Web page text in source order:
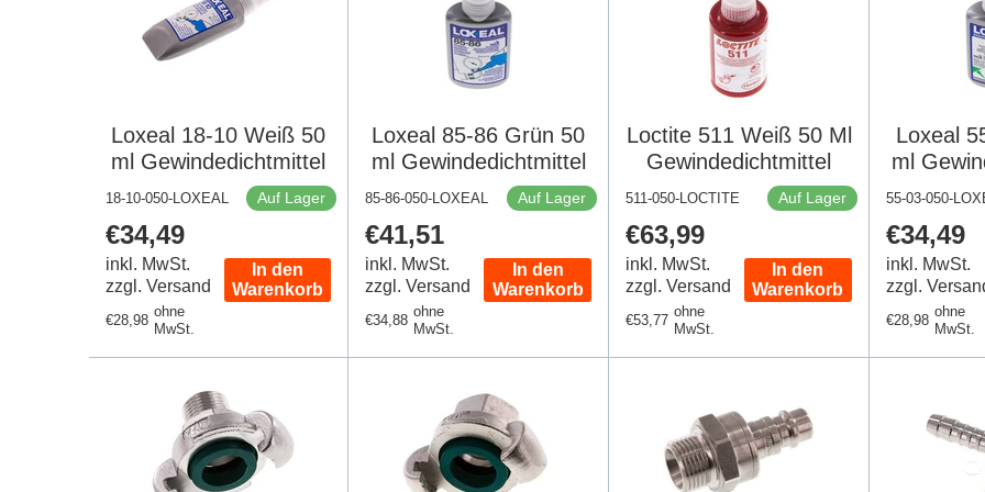
Loxeal 18-10 Weiß 50
ml Gewindedichtmittel
18-10-050-LOXEAL Auf Lager
Regulärer
Preis
€34,49
inkl. MwSt.
zzgl. Versand
Regulärer
€28,98
ohne
MwSt.
In den
Warenkorb
Loxeal 85-86 Grün 50
ml Gewindedichtmittel
85-86-050-LOXEAL Auf Lager
Regulärer
Preis
€41,51
inkl. MwSt.
zzgl. Versand
Regulärer
€34,88
ohne
MwSt.
In den
Warenkorb
Loctite 511 Weiß 50 Ml
Gewindedichtmittel
511-050-LOCTITE Auf Lager
Regulärer
Preis
€63,99
inkl. MwSt.
zzgl. Versand
Regulärer
€53,77
ohne
MwSt.
In den
Warenkorb
Loxeal
ml
55-03-050-
Preis
€34,49
inkl. MwSt.
zzgl.
Regulärer
€28,98
ohne
MwSt.